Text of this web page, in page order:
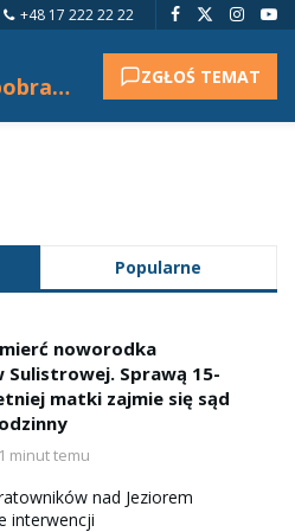
+48 17 222 22 22
Nie udało się pobrać tytułu. ZGŁOŚ TEMAT
Popularne
noworodka
Sulistrowej. Sprawą 15-
matki zajmie się sąd
minut temu
nad Jeziorem
interwencji